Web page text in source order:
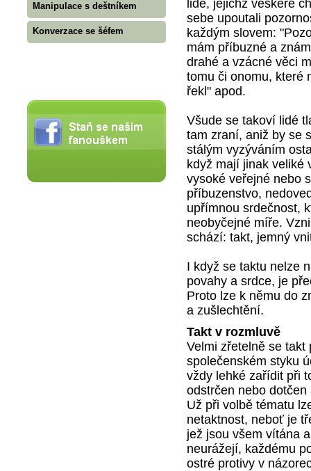
Manipulace s deštníkem
Konverzace se šéfem
lidé, jejichž veškeré
sebe upoutali
každým slovem:
mám příbuzné a
drahé a vzácné věci
tomu či onomu, které
řekl" apod.
Všude se takoví lidé
tam zraní, aniž by se
stálým vyzýváním
když mají jinak veliké
vysoké veřejné nebo
příbuzenstvo,
upřímnou srdečnost,
neobyčejné míře.
schází: takt, jemný
I když se taktu nelze
povahy a srdce, je
Proto lze k němu do
a zušlechtění.
Takt v rozmluvě
Velmi zřetelně se
společenském styku
vždy lehké zařídit při
odstrčen nebo
Už při volbě tématu
netaktnost, neboť je
jež jsou všem vítána
neurážejí, každému
ostré protivy v